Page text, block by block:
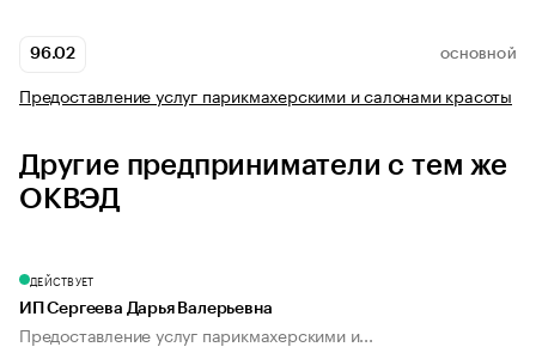
96.02 ОСНОВНОЙ
Предоставление услуг парикмахерскими и салонами красоты
Другие предприниматели с тем же
ОКВЭД
ДЕЙСТВУЕТ
ИП Сергеева Дарья Валерьевна
Предоставление услуг парикмахерскими и...